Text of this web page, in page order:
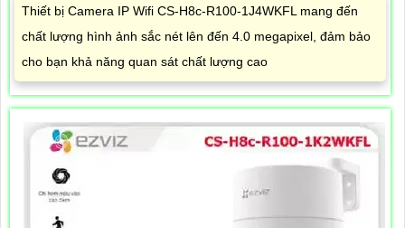
Thiết bị Camera IP Wifi CS-H8c-R100-1J4WKFL mang đến
chất lượng hình ảnh sắc nét lên đến 4.0 megapixel, đảm bảo
cho bạn khả năng quan sát chất lượng cao